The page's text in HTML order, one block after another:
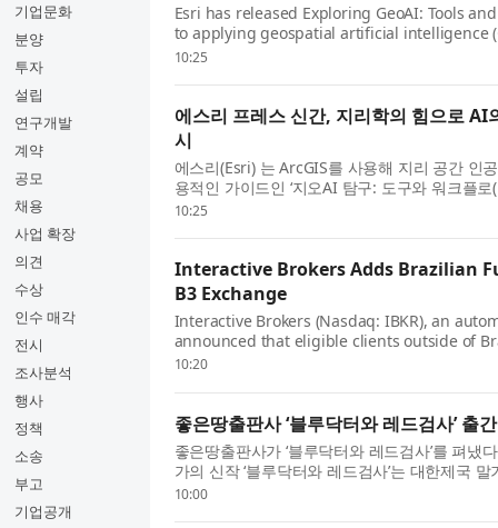
기업문화
분양
투자
설립
연구개발
계약
공모
채용
사업 확장
의견
수상
인수 매각
전시
조사분석
행사
정책
소송
부고
기업공개
Esri has released Exploring GeoAI: Tools
to applying geospatial artificial intelligence
for GIS professionals, analysts, and data
10:25
에스리 프레스 신간, 지리학의 힘으로 AI
시
에스리(Esri) 는 ArcGIS를 사용해 지리 공간 인
용적인 가이드인 ‘지오AI 탐구: 도구와 워크플
Workflows) ’를 출간했다. GIS 전문가, 분석가,
10:25
Interactive Brokers Adds Brazilian
B3 Exchange
Interactive Brokers (Nasdaq: IBKR), an
announced that eligible clients outside of
futures in addition to equities through the
10:20
좋은땅출판사 ‘블루닥터와 레드검사’ 출간
좋은땅출판사가 ‘블루닥터와 레드검사’를 펴냈
가의 신작 ‘블루닥터와 레드검사’는 대한제국
다른 신념을 선택한 두 가문의 100년을 따라가
10:00